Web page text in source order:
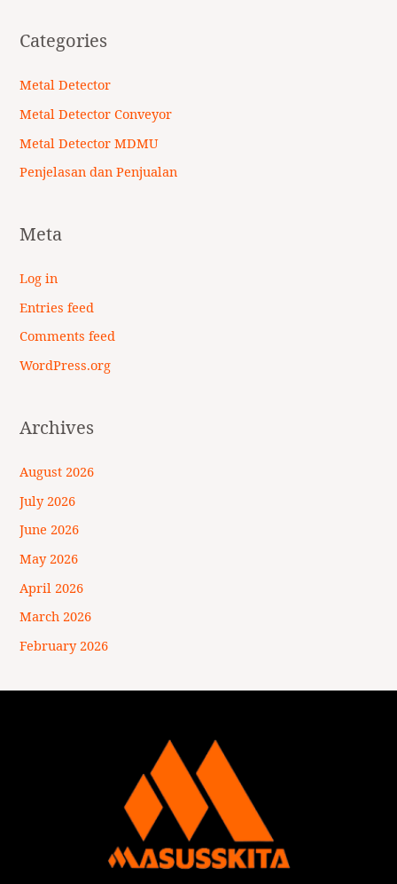
Categories
Metal Detector
Metal Detector Conveyor
Metal Detector MDMU
Penjelasan dan Penjualan
Meta
Log in
Entries feed
Comments feed
WordPress.org
Archives
August 2026
July 2026
June 2026
May 2026
April 2026
March 2026
February 2026